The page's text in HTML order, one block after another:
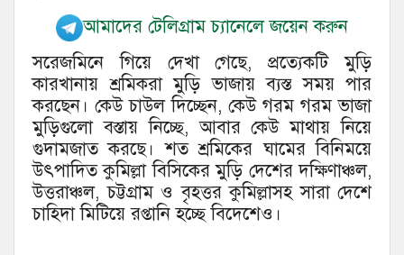
আমাদের টেলিগ্রাম চ্যানেলে জয়েন করুন
সরেজমিনে গিয়ে দেখা গেছে, প্রত্যেকটি মুড়ি
কারখানায় শ্রমিকরা মুড়ি ভাজায় ব্যস্ত সময় পার
করছেন। কেউ চাউল দিচ্ছেন, কেউ গরম গরম ভাজা
মুড়িগুলো বস্তায় নিচ্ছে, আবার কেউ মাথায় নিয়ে
গুদামজাত করছে। শত শ্রমিকের ঘামের বিনিময়ে
উৎপাদিত কুমিল্লা বিসিকের মুড়ি দেশের দক্ষিণাঞ্চল,
উত্তরাঞ্চল, চট্টগ্রাম ও বৃহত্তর কুমিল্লাসহ সারা দেশে
চাহিদা মিটিয়ে রপ্তানি হচ্ছে বিদেশেও।